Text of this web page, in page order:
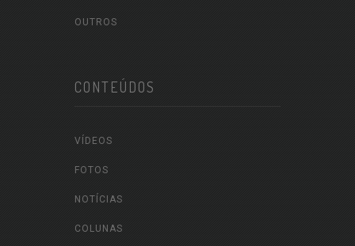
OUTROS
CONTEÚDOS
VÍDEOS
FOTOS
NOTÍCIAS
COLUNAS